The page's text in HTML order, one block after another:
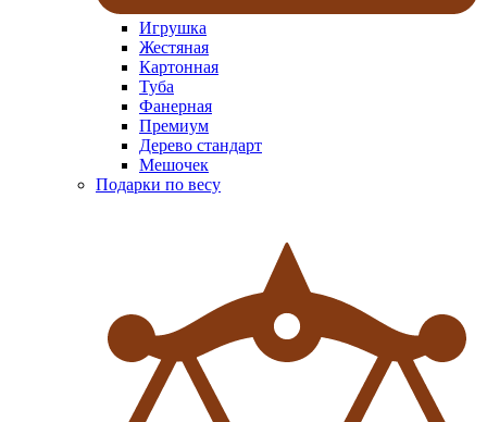
Игрушка
Жестяная
Картонная
Туба
Фанерная
Премиум
Дерево стандарт
Мешочек
Подарки по весу